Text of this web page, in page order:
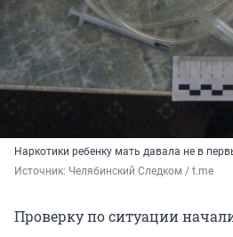
Наркотики ребенку мать давала не в
Источник: Челябинский Следком / t.me
Проверку по ситуации